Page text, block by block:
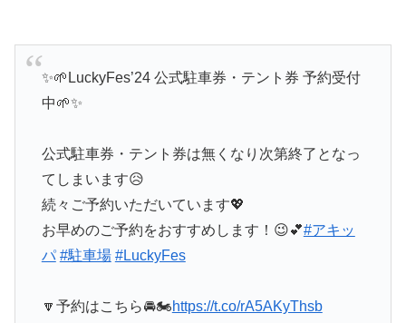
✨🌱LuckyFes’24 公式駐車券・テント券 予約受付
中🌱✨
公式駐車券・テント券は無くなり次第終了となっ
てしまいます😥
続々ご予約いただいています💖
お早めのご予約をおすすめします！😉💕#アキッ
パ #駐車場 #LuckyFes
🔽予約はこちら🚘🏍https://t.co/rA5AKyThsb